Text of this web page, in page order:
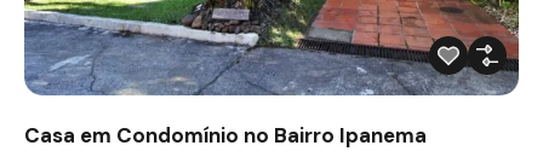
Casa em Condomínio no Bairro Ipanema